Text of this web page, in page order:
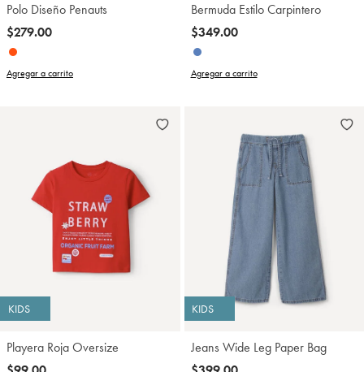
Polo Diseño Penauts
$279.00
Agregar a carrito
Bermuda Estilo Carpintero
$349.00
Agregar a carrito
KIDS
Playera Roja Oversize
KIDS
Jeans Wide Leg Paper Bag